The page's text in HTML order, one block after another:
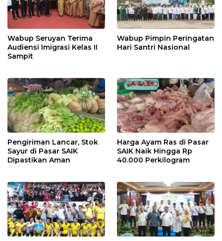
Wabup Seruyan Terima
Audiensi Imigrasi Kelas II
Sampit
Wabup Pimpin Peringatan
Hari Santri Nasional
Pengiriman Lancar, Stok
Sayur di Pasar SAIK
Dipastikan Aman
Harga Ayam Ras di Pasar
SAIK Naik Hingga Rp
40.000 Perkilogram